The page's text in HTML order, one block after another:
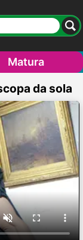
Matura
da sola